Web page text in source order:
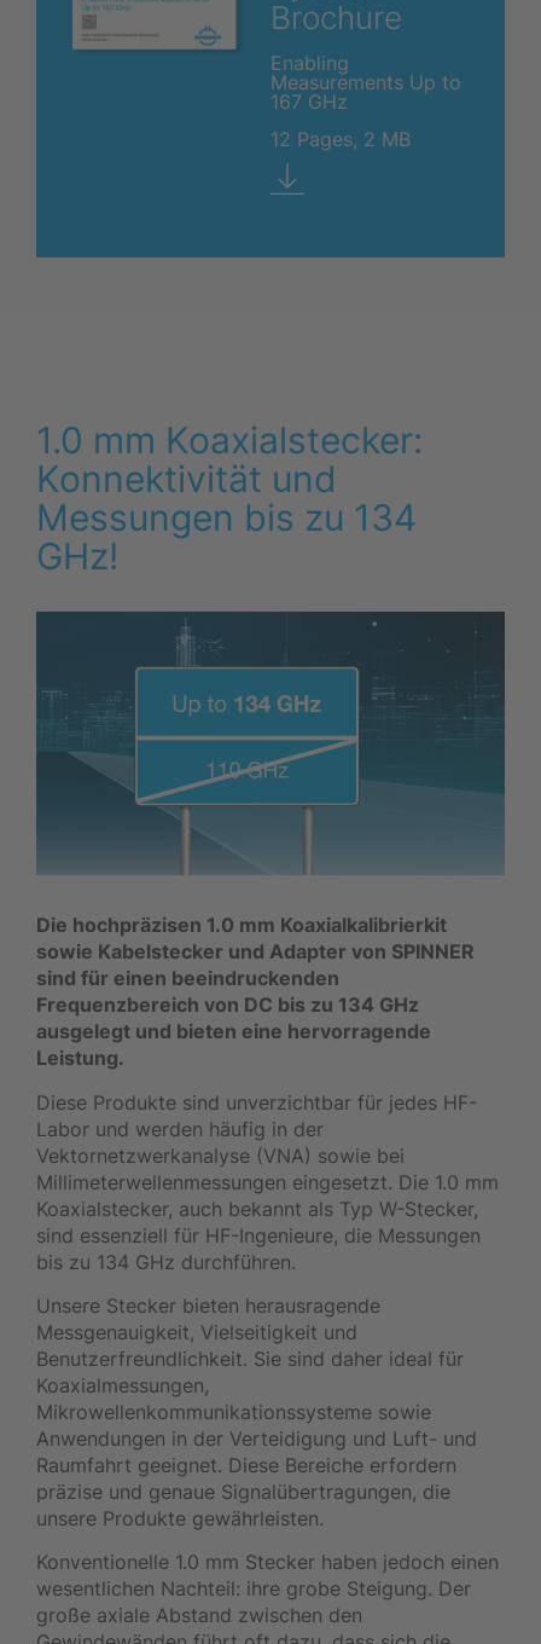
Brochure
Enabling
Measurements Up to
167 GHz
12 Pages, 2 MB
1.0 mm Koaxialstecker:
Konnektivität und
Messungen bis zu 134
GHz!
Die hochpräzisen 1.0 mm Koaxialkalibrierkit
sowie Kabelstecker und Adapter von SPINNER
sind für einen beeindruckenden
Frequenzbereich von DC bis zu 134 GHz
ausgelegt und bieten eine hervorragende
Leistung.
Diese Produkte sind unverzichtbar für jedes HF-
Labor und werden häufig in der
Vektornetzwerkanalyse (VNA) sowie bei
Millimeterwellenmessungen eingesetzt. Die 1.0 mm
Koaxialstecker, auch bekannt als Typ W-Stecker,
sind essenziell für HF-Ingenieure, die Messungen
bis zu 134 GHz durchführen.
Unsere Stecker bieten herausragende
Messgenauigkeit, Vielseitigkeit und
Benutzerfreundlichkeit. Sie sind daher ideal für
Koaxialmessungen,
Mikrowellenkommunikationssysteme sowie
Anwendungen in der Verteidigung und Luft- und
Raumfahrt geeignet. Diese Bereiche erfordern
präzise und genaue Signalübertragungen, die
unsere Produkte gewährleisten.
Konventionelle 1.0 mm Stecker haben jedoch einen
wesentlichen Nachteil: ihre grobe Steigung. Der
große axiale Abstand zwischen den